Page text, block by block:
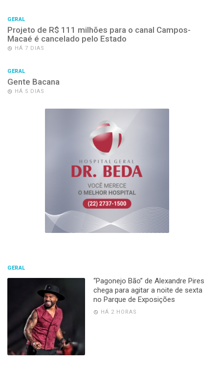
GERAL
Projeto de R$ 111 milhões para o canal Campos-
Macaé é cancelado pelo Estado
HÁ 7 DIAS
GERAL
Gente Bacana
HÁ 5 DIAS
GERAL
“Pagonejo Bão” de Alexandre Pires
chega para agitar a noite de sexta
no Parque de Exposições
HÁ 2 HORAS